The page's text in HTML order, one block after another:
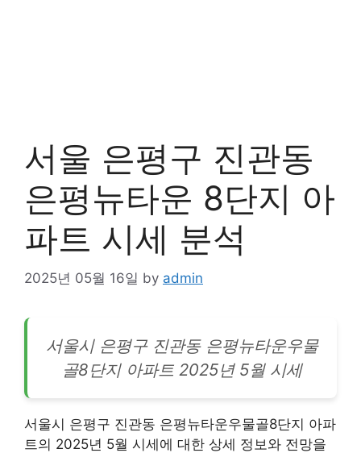
서울 은평구 진관동
은평뉴타운 8단지 아
파트 시세 분석
2025년 05월 16일 by admin
서울시 은평구 진관동 은평뉴타운우물
골8단지 아파트 2025년 5월 시세
서울시 은평구 진관동 은평뉴타운우물골8단지 아파
트의 2025년 5월 시세에 대한 상세 정보와 전망을